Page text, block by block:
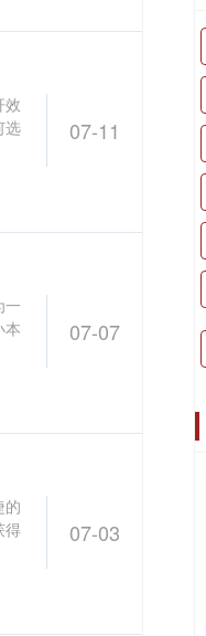
07-11
效
选
07-07
一
本
07-03
的
得